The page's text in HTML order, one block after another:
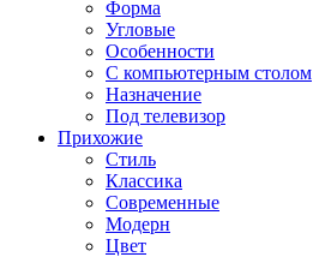
Форма
Угловые
Особенности
С компьютерным столом
Назначение
Под телевизор
Прихожие
Стиль
Классика
Современные
Модерн
Цвет